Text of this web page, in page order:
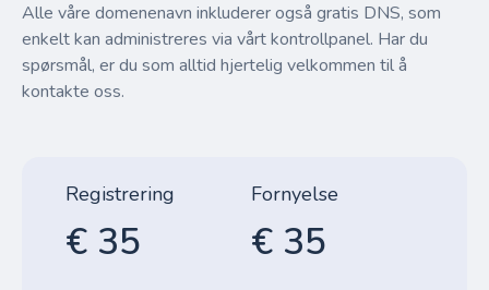
Alle våre domenenavn inkluderer også gratis DNS, som
enkelt kan administreres via vårt kontrollpanel. Har du
spørsmål, er du som alltid hjertelig velkommen til å
kontakte oss.
Registrering
€ 35
Fornyelse
€ 35